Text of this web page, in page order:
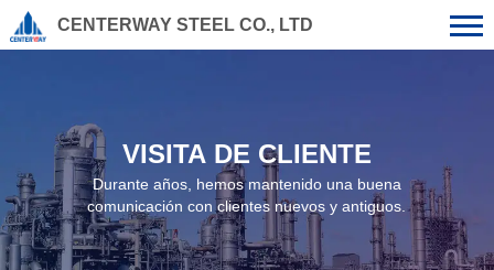
CENTERWAY STEEL CO., LTD
VISITA DE CLIENTE
Durante años, hemos mantenido una buena
comunicación con clientes nuevos y antiguos.